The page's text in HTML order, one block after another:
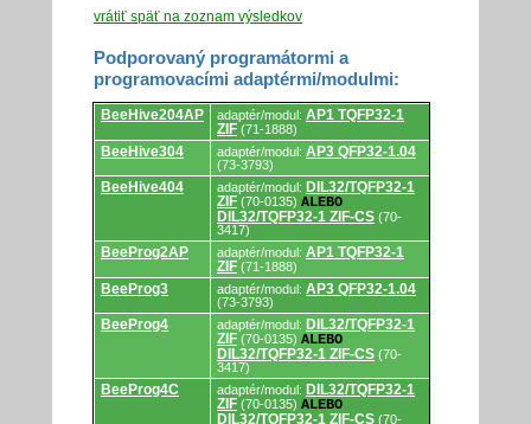
vrátiť späť na zoznam výsledkov
Podporovaný programátormi a
programovacími adaptérmi/modulmi:
Podporovaný
programátormi
a
programovacími
adaptérmi/modulmi.
BeeHive204AP adaptér/modul: AP1 TQFP32-1
ZIF (71-1888)
BeeHive304 adaptér/modul: AP3 QFP32-1.04
(73-3793)
BeeHive404 adaptér/modul: DIL32/TQFP32-1
ZIF (70-0135) ALEBO
DIL32/TQFP32-1 ZIF-CS (70-
3417)
BeeProg2AP adaptér/modul: AP1 TQFP32-1
ZIF (71-1888)
BeeProg3 adaptér/modul: AP3 QFP32-1.04
(73-3793)
BeeProg4 adaptér/modul: DIL32/TQFP32-1
ZIF (70-0135) ALEBO
DIL32/TQFP32-1 ZIF-CS (70-
3417)
BeeProg4C adaptér/modul: DIL32/TQFP32-1
ZIF (70-0135) ALEBO
DIL32/TQFP32-1 ZIF-CS (70-